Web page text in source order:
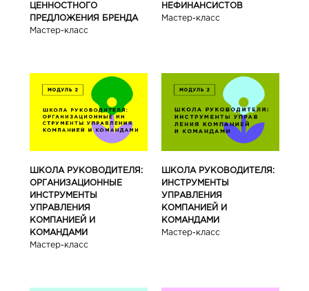
ЦЕННОСТНОГО
ПРЕДЛОЖЕНИЯ БРЕНДА
Мастер-класс
НЕФИНАНСИСТОВ
Мастер-класс
ШКОЛА РУКОВОДИТЕЛЯ:
ОРГАНИЗАЦИОННЫЕ
ИНСТРУМЕНТЫ
УПРАВЛЕНИЯ
КОМПАНИЕЙ И
КОМАНДАМИ
Мастер-класс
ШКОЛА РУКОВОДИТЕЛЯ:
ИНСТРУМЕНТЫ
УПРАВЛЕНИЯ
КОМПАНИЕЙ И
КОМАНДАМИ
Мастер-класс